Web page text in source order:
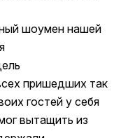
шоумен нашей
пришедших так
гостей у себя
вытащить из